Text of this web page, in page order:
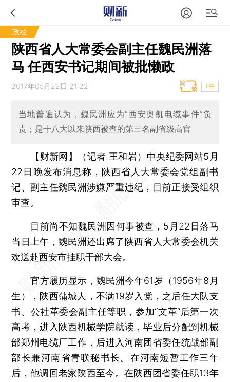
政经
陕西省人大常委会副主任魏民洲落
马 任西安书记期间被批懒政
2017年05月22日 21:22 T中
当地普遍认为，魏民洲应为“西安奥凯电缆事件”负
责；是十八大以来陕西被查的第三名副省级高官
【财新网】（记者 王和岩） 中央纪委网站5月
22日晚发布消息称，陕西省人大常委会党组副书
记、副主任魏民洲涉嫌严重违纪，目前正接受组织
审查。
目前尚不知魏民洲因何事被查，5月22日落马
当日上午，魏民洲还出席了陕西省人大常委会机关
欢送赴西安市挂职干部大会。
官方履历显示，魏民洲今年61岁（1956年8月
生），陕西蒲城人，不满19岁入党，之后任大队支
书、公社革委会副主任等职，参加“文革”后第一次
高考，进入陕西机械学院就读，毕业后分配到机械
部郑州电缆厂工作，后进入河南团省委任统战部副
部长兼河南省青联秘书长。在河南短暂工作三年
后，他调回老家陕西至今。在陕西团省委任职13年